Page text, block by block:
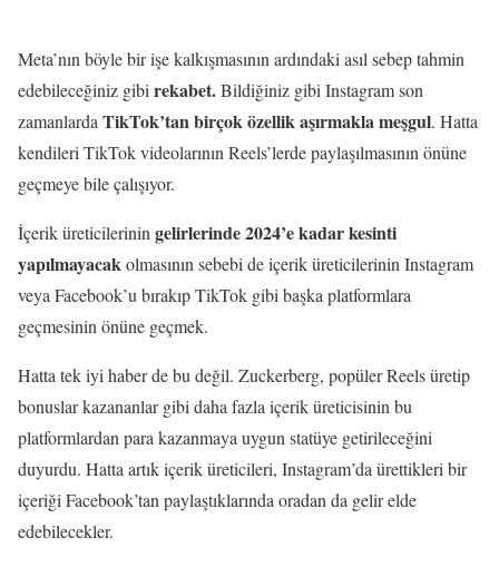
Meta’nın böyle bir işe kalkışmasının ardındaki asıl sebep tahmin
edebileceğiniz gibi rekabet.Bildiğiniz gibi Instagram son
zamanlarda TikTok’tan birçok özellik aşırmakla meşgul. Hatta
kendileri TikTok videolarının Reels’lerde paylaşılmasının önüne
geçmeye bile çalışıyor.
İçerik üreticilerinin gelirlerinde2024’e kadar kesinti
yapılmayacak olmasının sebebi de içerik üreticilerinin Instagram
veya Facebook’u bırakıp TikTok gibi başka platformlara
geçmesinin önüne geçmek.
Hatta tek iyi haber de bu değil. Zuckerberg, popüler Reels üretip
bonuslar kazananlar gibi daha fazla içerik üreticisinin bu
platformlardan para kazanmaya uygun statüye getirileceğini
duyurdu. Hatta artık içerik üreticileri, Instagram’da ürettikleri bir
içeriği Facebook’tan paylaştıklarında oradan da gelir elde
edebilecekler.